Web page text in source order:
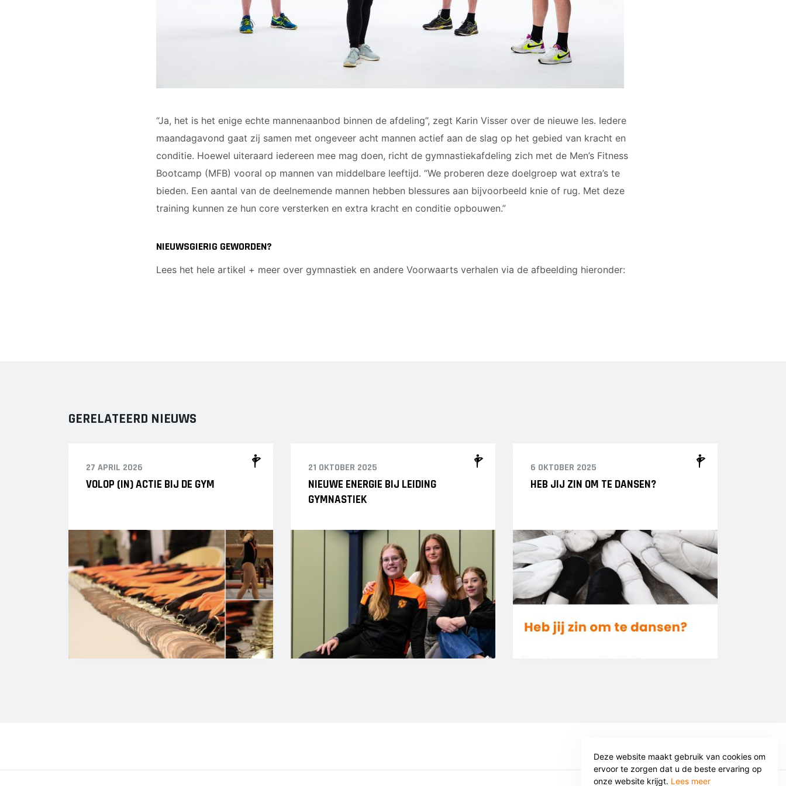
Deze website maakt gebruik van cookies om
ervoor te zorgen dat u de beste ervaring op
onze website krijgt. Lees meer
“Ja, het is het enige echte mannenaanbod binnen de afdeling”, zegt Karin Visser over de nieuwe les. Iedere
maandagavond gaat zij samen met ongeveer acht mannen actief aan de slag op het gebied van kracht en
conditie. Hoewel uiteraard iedereen mee mag doen, richt de gymnastiekafdeling zich met de Men’s Fitness
Bootcamp (MFB) vooral op mannen van middelbare leeftijd. “We proberen deze doelgroep wat extra’s te
bieden. Een aantal van de deelnemende mannen hebben blessures aan bijvoorbeeld knie of rug. Met deze
training kunnen ze hun core versterken en extra kracht en conditie opbouwen.”
NIEUWSGIERIG GEWORDEN?
Lees het hele artikel + meer over gymnastiek en andere Voorwaarts verhalen via de afbeelding hieronder:
GERELATEERD NIEUWS
27 APRIL 2026
VOLOP (IN) ACTIE BIJ DE GYM
21 OKTOBER 2025
NIEUWE ENERGIE BIJ LEIDING
GYMNASTIEK
6 OKTOBER 2025
HEB JIJ ZIN OM TE DANSEN?